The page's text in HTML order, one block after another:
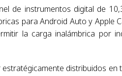
de instrumentos digital de
para Android Auto y Apple
la carga inalámbrica por
distribuidos en